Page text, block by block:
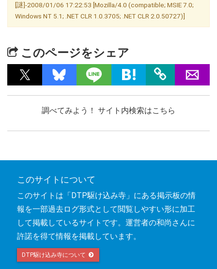
[謎]-2008/01/06 17:22:53 [Mozilla/4.0 (compatible; MSIE 7.0;
Windows NT 5.1; .NET CLR 1.0.3705; .NET CLR 2.0.50727)]
このページをシェア
調べてみよう！ サイト内検索はこちら
このサイトについて
このサイトは「DTP駆け込み寺」にある掲示板の情
報を一部過去ログ形式として閲覧しやすい形に加工
して掲載しているサイトです。運営者の和尚さんに
許諾を得て情報を掲載しています。
DTP駆け込み寺について